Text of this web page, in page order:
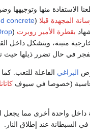
الاستفادة منها وتوجيهها
المجهدة قبلا (
concrete
بقطرة الأمير روبرت (
متينة، ويتشكل داخل
في حال تضرر ذيلها حيث
البراغي الفاعلة للتعب.
قاسية (خصوصا في سيوف كاتانا
واحدة أخرى مما يجعل
السبطانة عند إطلاق النار.